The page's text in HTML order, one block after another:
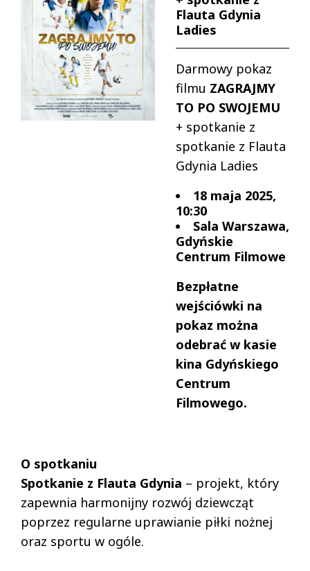
Flauta Gdynia
Ladies
Darmowy pokaz
filmu ZAGRAJMY
TO PO SWOJEMU
+ spotkanie z
spotkanie z Flauta
Gdynia Ladies
18 maja 2025,
10:30
Sala Warszawa,
Gdyńskie
Centrum Filmowe
Bezpłatne
wejściówki na
pokaz można
odebrać w kasie
kina Gdyńskiego
Centrum
Filmowego.
O spotkaniu
Spotkanie z Flauta Gdynia – projekt, który
zapewnia harmonijny rozwój dziewcząt
poprzez regularne uprawianie piłki nożnej
oraz sportu w ogóle.